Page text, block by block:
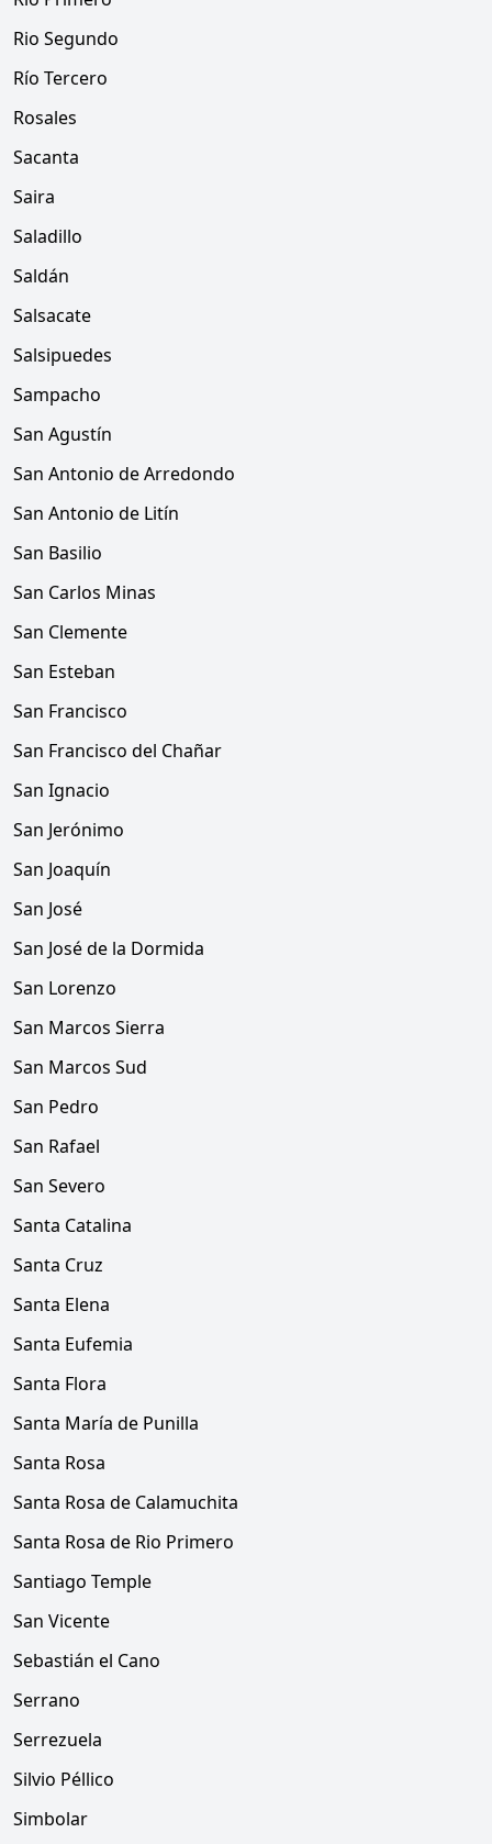
Rio Segundo
Río Tercero
Rosales
Sacanta
Saira
Saladillo
Saldán
Salsacate
Salsipuedes
Sampacho
San Agustín
San Antonio de Arredondo
San Antonio de Litín
San Basilio
San Carlos Minas
San Clemente
San Esteban
San Francisco
San Francisco del Chañar
San Ignacio
San Jerónimo
San Joaquín
San José
San José de la Dormida
San Lorenzo
San Marcos Sierra
San Marcos Sud
San Pedro
San Rafael
San Severo
Santa Catalina
Santa Cruz
Santa Elena
Santa Eufemia
Santa Flora
Santa María de Punilla
Santa Rosa
Santa Rosa de Calamuchita
Santa Rosa de Rio Primero
Santiago Temple
San Vicente
Sebastián el Cano
Serrano
Serrezuela
Silvio Péllico
Simbolar